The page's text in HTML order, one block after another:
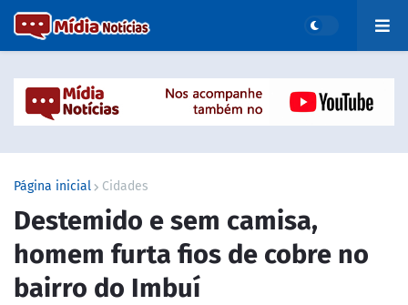
Página inicial Cidades
Destemido e sem camisa,
homem furta fios de cobre no
bairro do Imbuí